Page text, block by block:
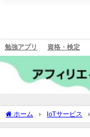
勉強アプリ 資格・検定
ホーム IoTサービス
しいよ。